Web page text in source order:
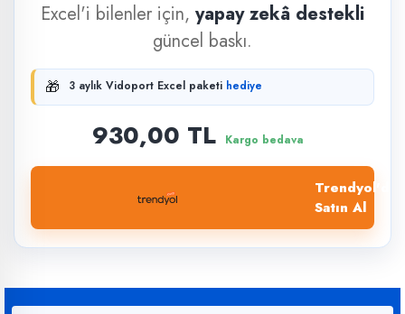
Excel'i bilenler için, yapay zekâ destekli
güncel baskı.
🎁 3 aylık Vidoport Excel paketi hediye
930,00 TL Kargo bedava
Trendyol'dan
Satın Al